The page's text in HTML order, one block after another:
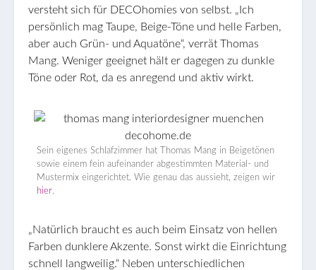
versteht sich für DECOhomies von selbst. „Ich
persönlich mag Taupe, Beige-Töne und helle Farben,
aber auch Grün- und Aquatöne“, verrät Thomas
Mang. Weniger geeignet hält er dagegen zu dunkle
Töne oder Rot, da es anregend und aktiv wirkt.
Sein eigenes Schlafzimmer hat Thomas Mang in Beigetönen
sowie einem fein aufeinander abgestimmten Material- und
Mustermix eingerichtet. Wie genau das aussieht, zeigen wir
hier.
„Natürlich braucht es auch beim Einsatz von hellen
Farben dunklere Akzente. Sonst wirkt die Einrichtung
schnell langweilig.“ Neben unterschiedlichen